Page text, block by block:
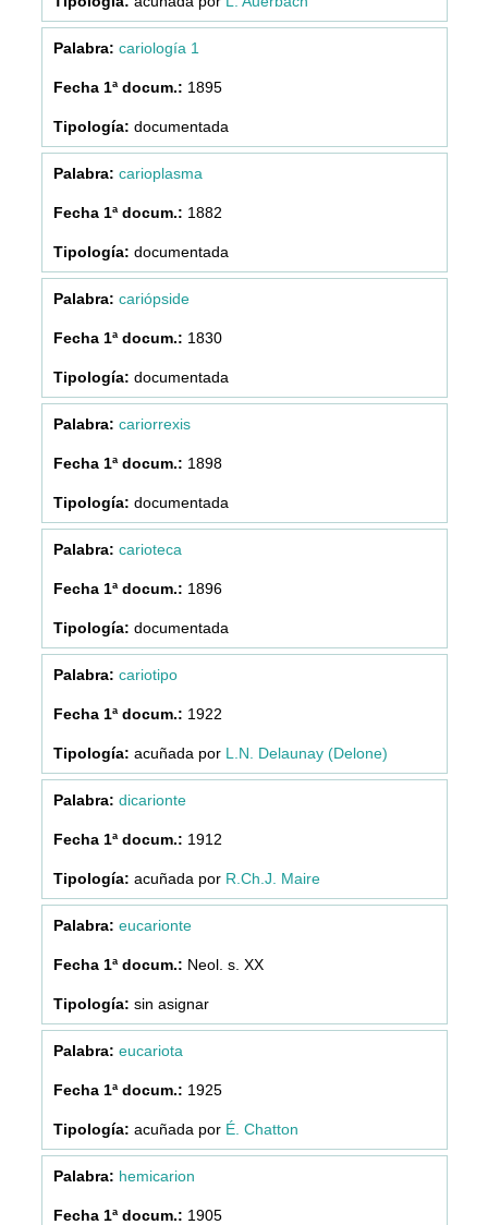
cariología 1
1895
documentada
carioplasma
1882
documentada
cariópside
1830
documentada
cariorrexis
1898
documentada
carioteca
1896
documentada
cariotipo
1922
acuñada por L.N. Delaunay (Delone)
dicarionte
1912
acuñada por R.Ch.J. Maire
eucarionte
Neol. s. XX
sin asignar
eucariota
1925
acuñada por É. Chatton
hemicarion
1905